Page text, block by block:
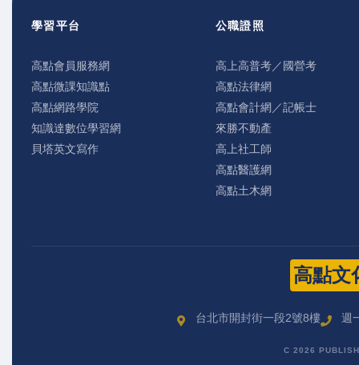
學習平台
高點會員服務網
高點微課知識點
高點網路學院
知識達數位學習網
貝塔英文寫作
公職證照
高上高普考／國營考
高點法律網
高點會計網／記帳士
來勝不動產
高上社工師
高點醫護網
高點土木網
高點文
台北市開封街一段2號8樓 週
C 2026